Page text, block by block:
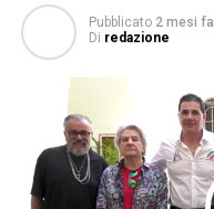
Pubblicato 2 mesi fa
Di redazione